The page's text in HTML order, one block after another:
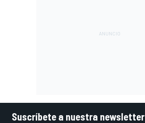
Suscríbete a nuestra newsletter